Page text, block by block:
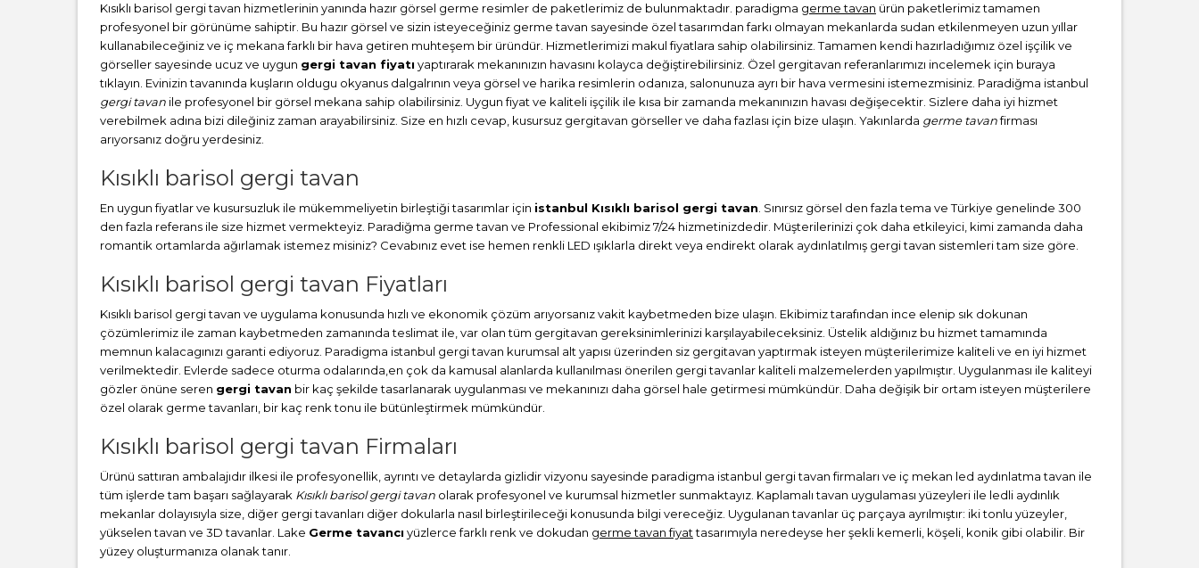
Kısıklı barisol gergi tavan hizmetlerinin yanında hazır görsel germe resimler de paketlerimiz de bulunmaktadır. paradigma germe tavan ürün paketlerimiz tamamen
profesyonel bir görünüme sahiptir. Bu hazır görsel ve sizin isteyeceğiniz germe tavan sayesinde özel tasarımdan farkı olmayan mekanlarda sudan etkilenmeyen uzun yıllar
kullanabileceğiniz ve iç mekana farklı bir hava getiren muhteşem bir üründür. Hizmetlerimizi makul fiyatlara sahip olabilirsiniz. Tamamen kendi hazırladığımız özel işçilik ve
görseller sayesinde ucuz ve uygun gergi tavan fiyatı yaptırarak mekanınızın havasını kolayca değiştirebilirsiniz. Özel gergitavan referanlarımızı incelemek için buraya
tıklayın. Evinizin tavanında kuşların oldugu okyanus dalgalrının veya görsel ve harika resimlerin odanıza, salonunuza ayrı bir hava vermesini istemezmisiniz. Paradiğma istanbul
gergi tavan ile profesyonel bir görsel mekana sahip olabilirsiniz. Uygun fiyat ve kaliteli işçilik ile kısa bir zamanda mekanınızın havası değişecektir. Sizlere daha iyi hizmet
verebilmek adına bizi dileğiniz zaman arayabilirsiniz. Size en hızlı cevap, kusursuz gergitavan görseller ve daha fazlası için bize ulaşın. Yakınlarda germe tavanfirması
arıyorsanız doğru yerdesiniz.
Kısıklı barisol gergi tavan
En uygun fiyatlar ve kusursuzluk ile mükemmeliyetin birleştiği tasarımlar için istanbul Kısıklı barisol gergi tavan . Sınırsız görsel den fazla tema ve Türkiye genelinde 300
den fazla referans ile size hizmet vermekteyiz. Paradiğma germe tavan ve Professional ekibimiz 7/24 hizmetinizdedir. Müşterilerinizi çok daha etkileyici, kimi zamanda daha
romantik ortamlarda ağırlamak istemez misiniz? Cevabınız evet ise hemen renkli LED ışıklarla direkt veya endirekt olarak aydınlatılmış gergi tavan sistemleri tam size göre.
Kısıklı barisol gergi tavan Fiyatları
Kısıklı barisol gergi tavan ve uygulama konusunda hızlı ve ekonomik çözüm arıyorsanız vakit kaybetmeden bize ulaşın. Ekibimiz tarafından ince elenip sık dokunan
çözümlerimiz ile zaman kaybetmeden zamanında teslimat ile, var olan tüm gergitavan gereksinimlerinizi karşılayabileceksiniz. Üstelik aldığınız bu hizmet tamamında
memnun kalacagınızı garanti ediyoruz. Paradigma istanbul gergi tavan kurumsal alt yapısı üzerinden siz gergitavan yaptırmak isteyen müşterilerimize kaliteli ve en iyi hizmet
verilmektedir. Evlerde sadece oturma odalarında,en çok da kamusal alanlarda kullanılması önerilen gergi tavanlar kaliteli malzemelerden yapılmıştır. Uygulanması ile kaliteyi
gözler önüne seren gergi tavan bir kaç şekilde tasarlanarak uygulanması ve mekanınızı daha görsel hale getirmesi mümkündür. Daha değişik bir ortam isteyen müşterilere
özel olarak germe tavanları, bir kaç renk tonu ile bütünleştirmek mümkündür.
Kısıklı barisol gergi tavan Firmaları
Ürünü sattıran ambalajıdır ilkesi ile profesyonellik, ayrıntı ve detaylarda gizlidir vizyonu sayesinde paradigma istanbul gergi tavan firmaları ve iç mekan led aydınlatma tavan ile
tüm işlerde tam başarı sağlayarak Kısıklı barisol gergi tavan olarak profesyonel ve kurumsal hizmetler sunmaktayız. Kaplamalı tavan uygulaması yüzeyleri ile ledli aydınlık
mekanlar dolayısıyla size, diğer gergi tavanları diğer dokularla nasıl birleştirileceği konusunda bilgi vereceğiz. Uygulanan tavanlar üç parçaya ayrılmıştır: iki tonlu yüzeyler,
yükselen tavan ve 3D tavanlar. Lake Germe tavancı yüzlerce farklı renk ve dokudan germe tavan fiyattasarımıyla neredeyse her şekli kemerli, köşeli, konik gibi olabilir. Bir
yüzey oluşturmanıza olanak tanır.